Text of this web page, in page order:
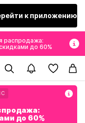
к приложению
распродажа:
до 60%
С
до 60%